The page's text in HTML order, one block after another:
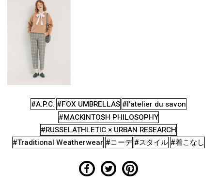
#A.P.C. #FOX UMBRELLAS #l'atelier du savon
#MACKINTOSH PHILOSOPHY
#RUSSELATHLETIC × URBAN RESEARCH
#Traditional Weatherwear #コーデ #スタイル #着こなし